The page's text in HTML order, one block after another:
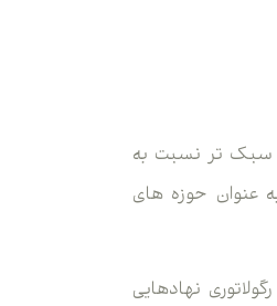
سبک تر نسبت به
عنوان حوزه های
نهادهایی